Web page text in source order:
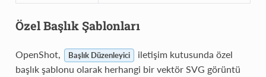
Özel Başlık Şablonları
OpenShot, Başlık Düzenleyici
iletişim kutusunda özel
başlık şablonu olarak herhangi bir vektör SVG görüntü